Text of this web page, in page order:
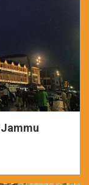
Jammu